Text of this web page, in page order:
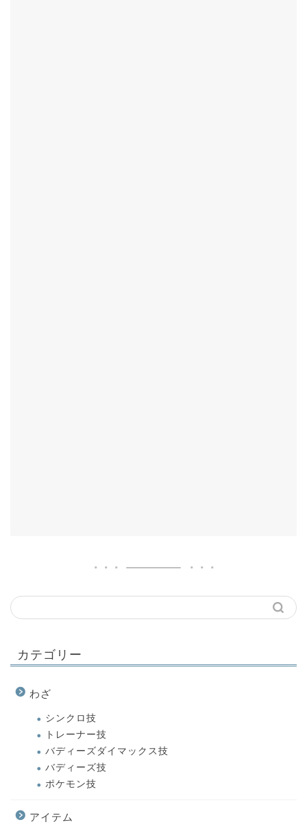
カテゴリー
わざ
シンクロ技
トレーナー技
バディーズダイマックス技
バディーズ技
ポケモン技
アイテム